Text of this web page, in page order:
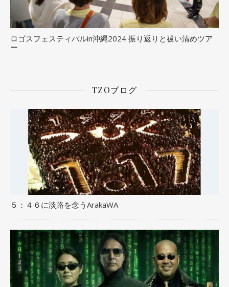
ロゴスフェスティバルin沖縄2024 振り返りと祓い清めツア
ー
TZOブログ
５：４６に淡路を念うArakaWA